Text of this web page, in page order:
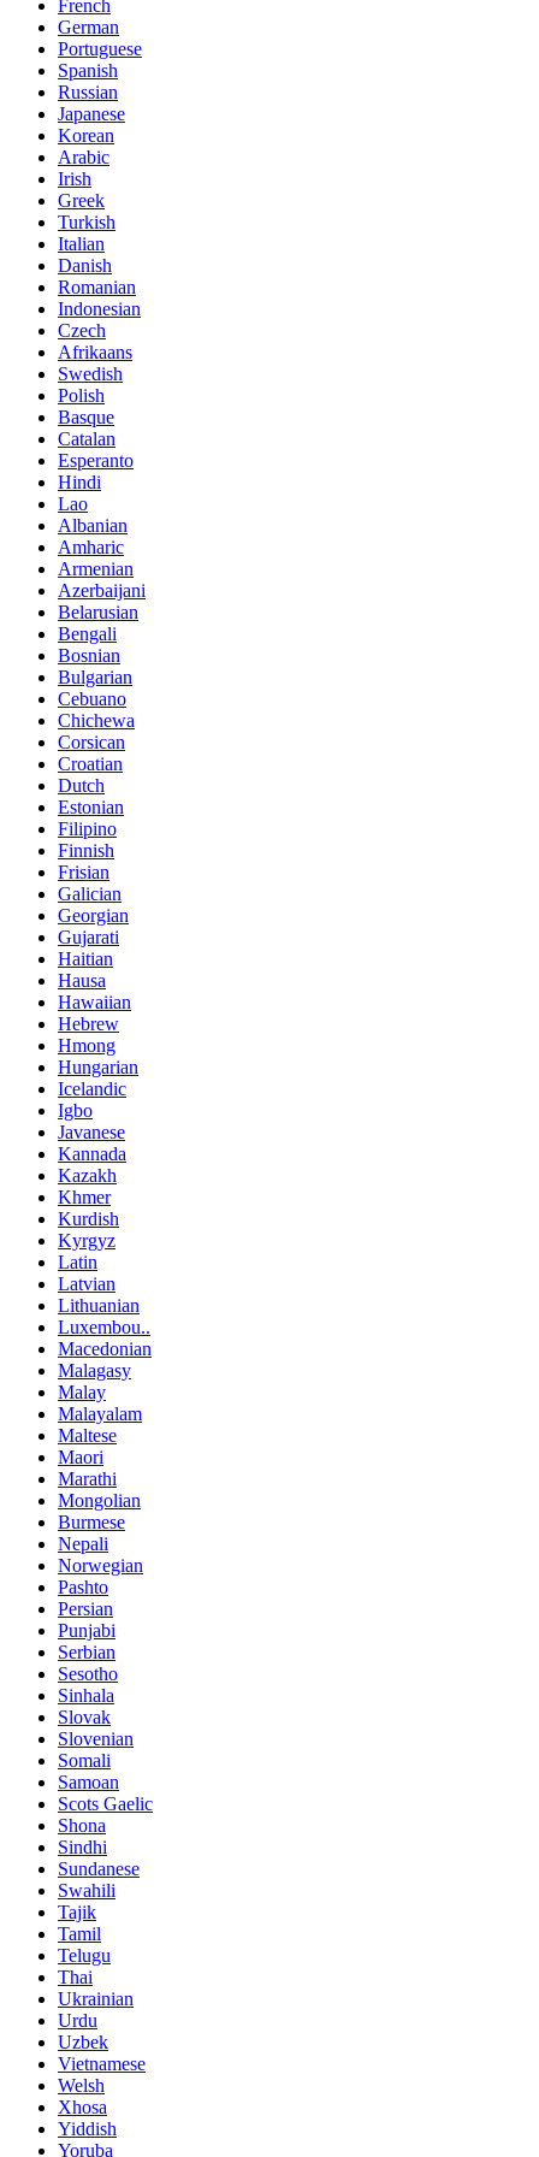
French
German
Portuguese
Spanish
Russian
Japanese
Korean
Arabic
Irish
Greek
Turkish
Italian
Danish
Romanian
Indonesian
Czech
Afrikaans
Swedish
Polish
Basque
Catalan
Esperanto
Hindi
Lao
Albanian
Amharic
Armenian
Azerbaijani
Belarusian
Bengali
Bosnian
Bulgarian
Cebuano
Chichewa
Corsican
Croatian
Dutch
Estonian
Filipino
Finnish
Frisian
Galician
Georgian
Gujarati
Haitian
Hausa
Hawaiian
Hebrew
Hmong
Hungarian
Icelandic
Igbo
Javanese
Kannada
Kazakh
Khmer
Kurdish
Kyrgyz
Latin
Latvian
Lithuanian
Luxembou..
Macedonian
Malagasy
Malay
Malayalam
Maltese
Maori
Marathi
Mongolian
Burmese
Nepali
Norwegian
Pashto
Persian
Punjabi
Serbian
Sesotho
Sinhala
Slovak
Slovenian
Somali
Samoan
Scots Gaelic
Shona
Sindhi
Sundanese
Swahili
Tajik
Tamil
Telugu
Thai
Ukrainian
Urdu
Uzbek
Vietnamese
Welsh
Xhosa
Yiddish
Yoruba